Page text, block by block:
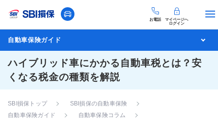
お電話
マイページへ
ログイン
自動車保険ガイド
ハイブリッド車にかかる自動車税とは？安
くなる税金の種類を解説
SBI損保トップ
SBI損保の自動車保険
自動車保険ガイド
自動車保険コラム